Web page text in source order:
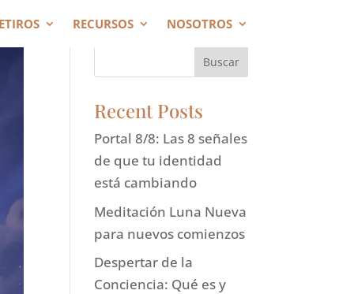
RECURSOS NOSOTROS
Buscar
Recent Posts
Portal 8/8: Las 8 señales
de que tu identidad
está cambiando
Meditación Luna Nueva
para nuevos comienzos
Despertar de la
Conciencia: Qué es y